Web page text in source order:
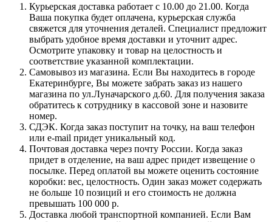
Курьерская доставка работает с 10.00 до 21.00. Когда
Ваша покупка будет оплачена, курьерская служба
свяжется для уточнения деталей. Специалист предложит
выбрать удобное время доставки и уточнит адрес.
Осмотрите упаковку и товар на целостность и
соответствие указанной комплектации.
Самовывоз из магазина. Если Вы находитесь в городе
Екатеринбурге, Вы можете забрать заказ из нашего
магазина по ул.Луначарского д.60. Для получения заказа
обратитесь к сотруднику в кассовой зоне и назовите
номер.
СДЭК. Когда заказ поступит на точку, на ваш телефон
или e-mail придет уникальный код.
Почтовая доставка через почту России. Когда заказ
придет в отделение, на ваш адрес придет извещение о
посылке. Перед оплатой вы можете оценить состояние
коробки: вес, целостность. Один заказ может содержать
не больше 10 позиций и его стоимость не должна
превышать 100 000 р.
Доставка любой транспортной компанией. Если Вам